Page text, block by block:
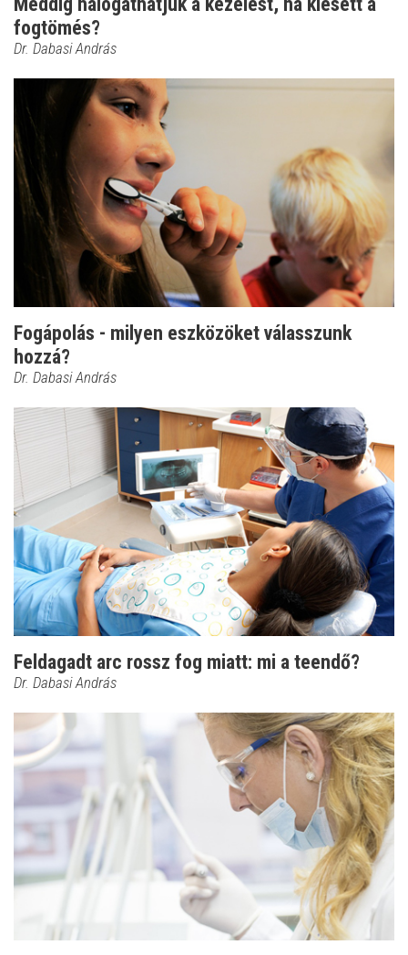
fogtömés?
Dr. Dabasi András
Fogápolás - milyen eszközöket válasszunk
hozzá?
Dr. Dabasi András
Feldagadt arc rossz fog miatt: mi a teendő?
Dr. Dabasi András